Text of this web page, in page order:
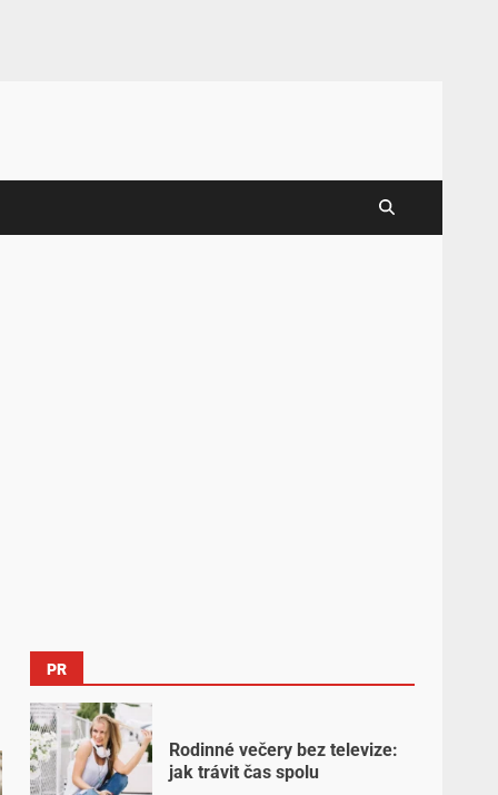
PR
Rodinné večery bez televize:
jak trávit čas spolu